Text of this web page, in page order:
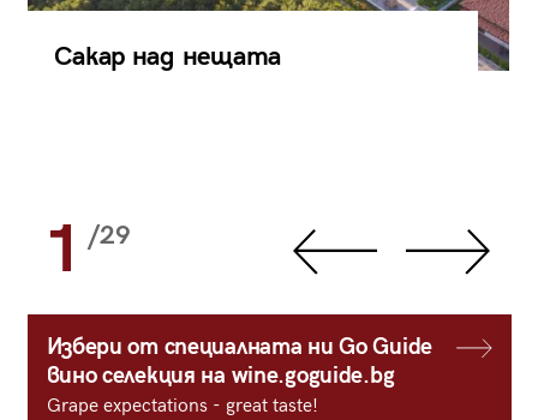
Сакар над нещата
1 /29
Избери от специалната ни Go Guide
вино селекция на wine.goguide.bg
Grape expectations - great taste!